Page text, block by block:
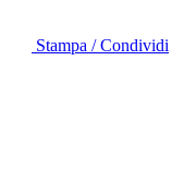
Stampa / Condividi